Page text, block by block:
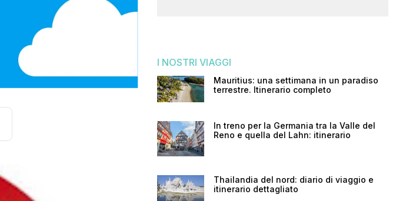
I NOSTRI VIAGGI
Mauritius: una settimana in un paradiso
terrestre. Itinerario completo
In treno per la Germania tra la Valle del
Reno e quella del Lahn: itinerario
Thailandia del nord: diario di viaggio e
itinerario dettagliato